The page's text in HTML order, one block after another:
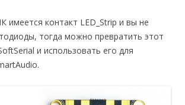
имеется контакт LED_Strip и вы не
тогда можно превратить этот
и использовать его для